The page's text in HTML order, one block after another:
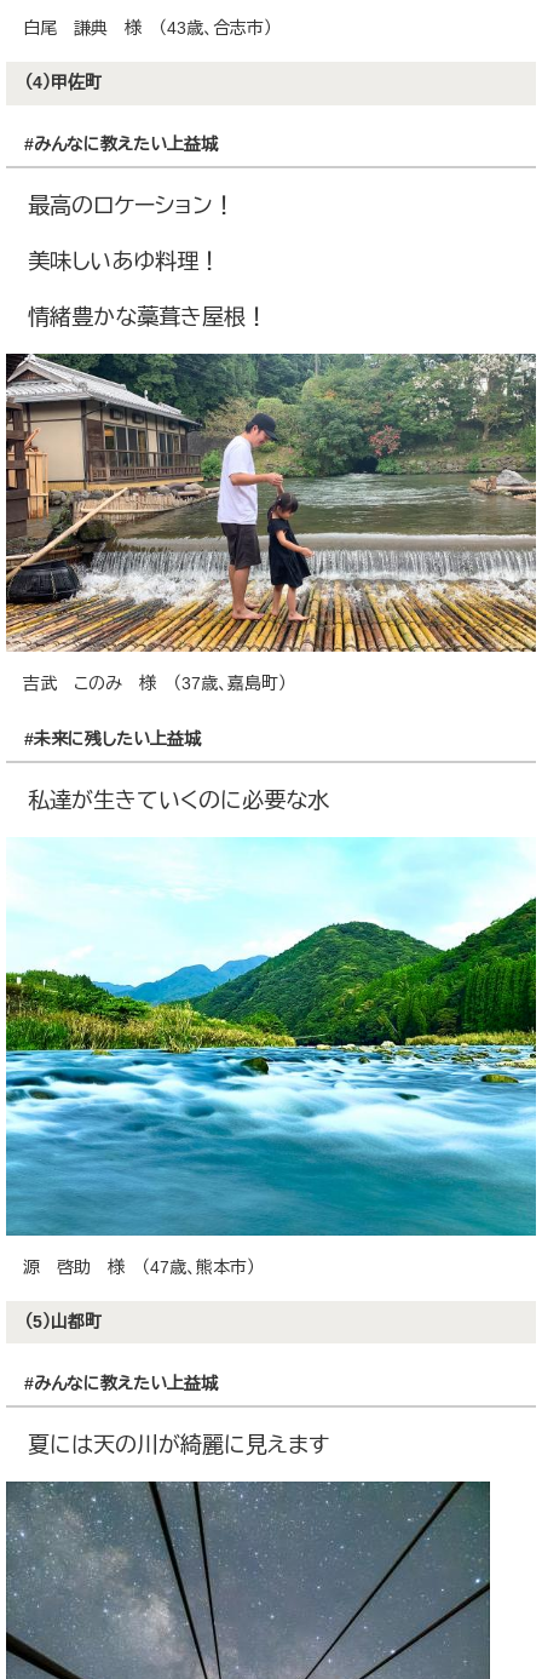
白尾 謙典 様 （43歳、合志市）
（4）甲佐町
#みんなに教えたい上益城
最高のロケーション！
美味しいあゆ料理！
情緒豊かな藁葺き屋根！
吉武 このみ 様 （37歳、嘉島町）
#未来に残したい上益城
私達が生きていくのに必要な水
源 啓助 様 （47歳、熊本市）
（5）山都町
#みんなに教えたい上益城
夏には天の川が綺麗に見えます